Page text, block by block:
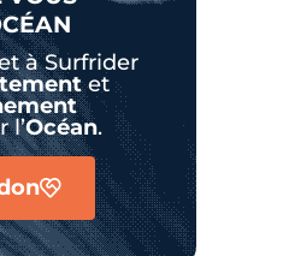
à Surfrider
et
l’Océan.